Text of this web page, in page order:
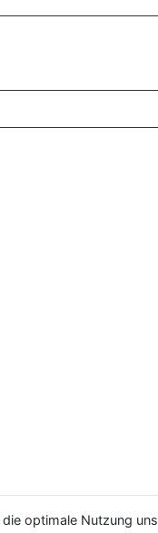
ZULETZT
optimale Nutzung